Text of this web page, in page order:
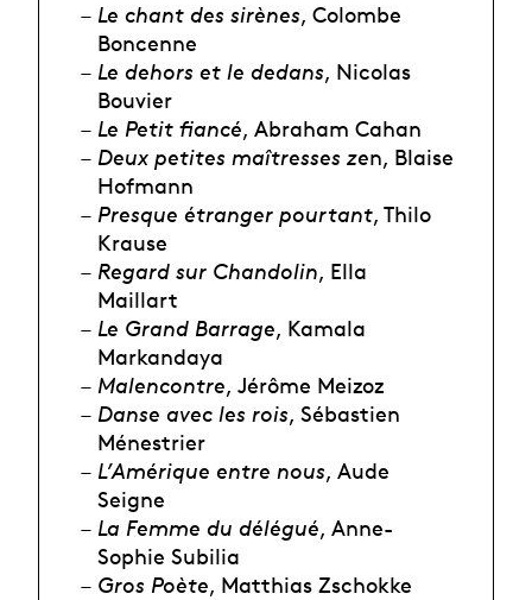
Le chant des sirènes, Colombe
Boncenne
Le dehors et le dedans, Nicolas
Bouvier
Le Petit fiancé, Abraham Cahan
Deux petites maîtresses zen, Blaise
Hofmann
Presque étranger pourtant, Thilo
Krause
Regard sur Chandolin, Ella
Maillart
Le Grand Barrage, Kamala
Markandaya
Malencontre, Jérôme Meizoz
Danse avec les rois, Sébastien
Ménestrier
L’Amérique entre nous, Aude
Seigne
La Femme du délégué, Anne-
Sophie Subilia
Gros Poète, Matthias Zschokke